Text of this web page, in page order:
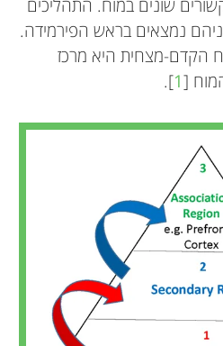
שונים במוח. התהליכים
נמצאים בראש הפירמידה.
הקדם-מצחית היא מרכז
[
1
].